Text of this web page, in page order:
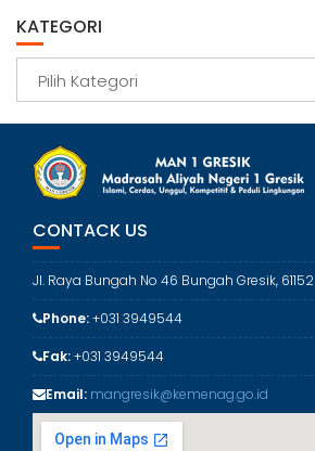
i
KATEGORI
t
CONTACK US
Jl. Raya Bungah No 46 Bungah Gresik, 61152
Phone:+031 3949544
Fak:+031 3949544
Email: mangresik@kemenag.go.id